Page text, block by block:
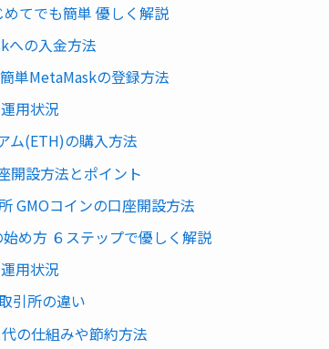
てでも簡単 優しく解説
への入金方法
単MetaMaskの登録方法
用状況
ム(ETH)の購入方法
開設方法とポイント
GMOコインの口座開設方法
め方 ６ステップで優しく解説
用状況
引所の違い
の仕組みや節約方法